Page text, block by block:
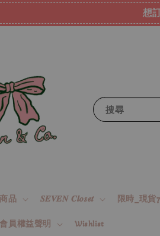
想
搜尋
品 𝑺𝑬𝑽𝑬𝑵 𝑪𝒍𝒐𝒔𝒆𝒕 限時_現貨
會員權益聲明 Wishlist